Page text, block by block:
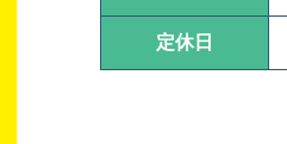
定休日